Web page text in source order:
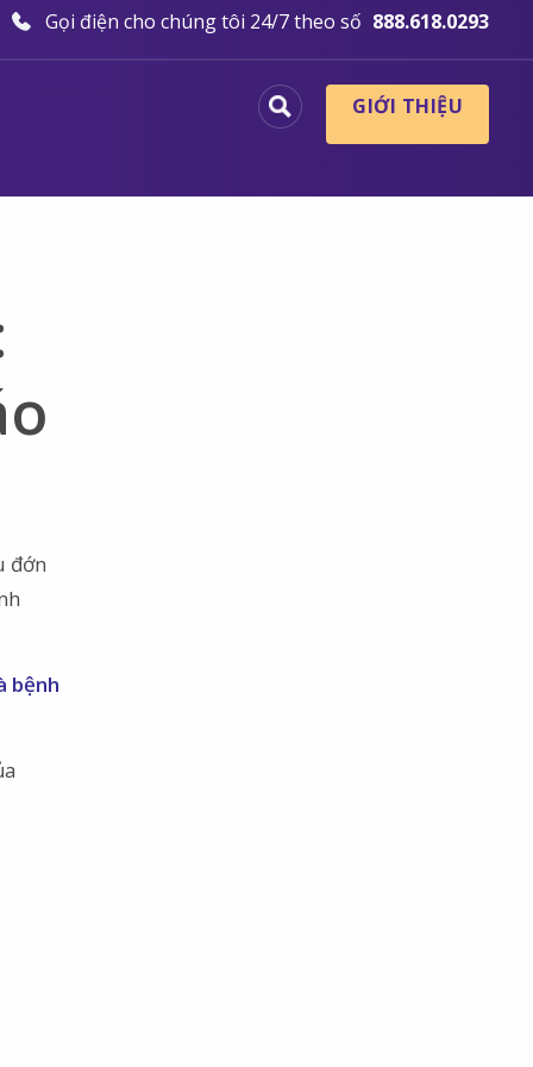
Gọi điện cho chúng tôi 24/7 theo số 888.618.0293
GIỚI THIỆU
đớn
bệnh